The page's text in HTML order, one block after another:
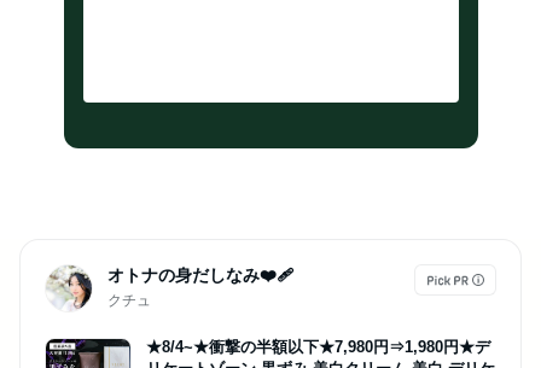
オトナの身だしなみ❤‍🩹
クチュ
★8/4~★衝撃の半額以下★7,980円⇒1,980円★デ